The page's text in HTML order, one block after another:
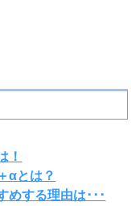
！
αとは？
めする理由は･･･